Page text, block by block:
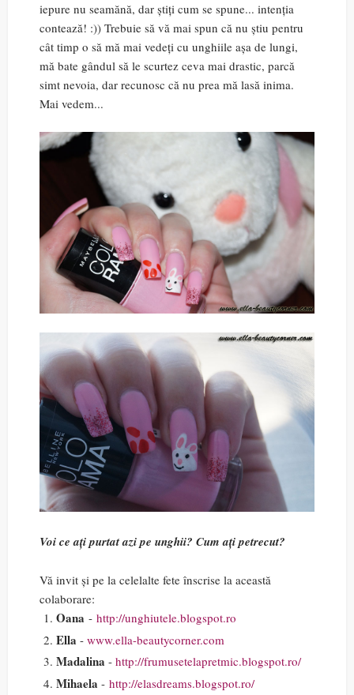
iepure nu seamănă, dar știți cum se spune... intenția
contează! :)) Trebuie să vă mai spun că nu știu pentru
cât timp o să mă mai vedeți cu unghiile așa de lungi,
mă bate gândul să le scurtez ceva mai drastic, parcă
simt nevoia, dar recunosc că nu prea mă lasă inima.
Mai vedem...
Voi ce ați purtat azi pe unghii? Cum ați petrecut?
Vă invit și pe la celelalte fete înscrise la această
colaborare:
Oana - http://unghiutele.blogspot.ro
Ella - www.ella-beautycorner.com
Madalina - http://frumusetelapretmic.blogspot.ro/
Mihaela - http://elasdreams.blogspot.ro/